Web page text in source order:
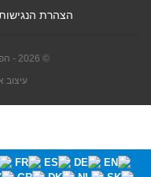
הצהרת
© 2026 - הפטריה. כל הזכויות שמורות.
עיצוב